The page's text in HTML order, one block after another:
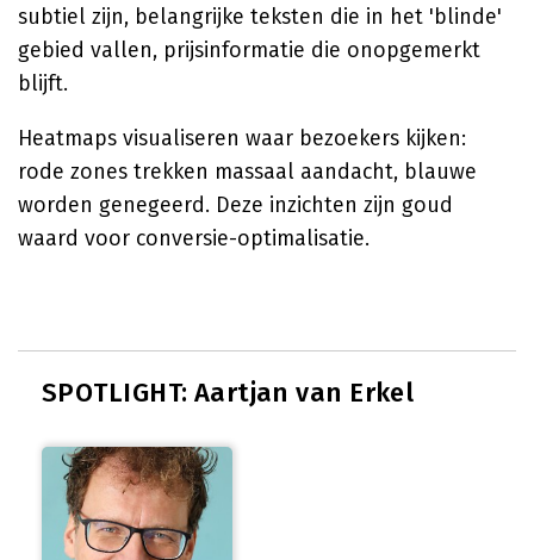
subtiel zijn, belangrijke teksten die in het 'blinde'
gebied vallen, prijsinformatie die onopgemerkt
blijft.
Heatmaps visualiseren waar bezoekers kijken:
rode zones trekken massaal aandacht, blauwe
worden genegeerd. Deze inzichten zijn goud
waard voor conversie-optimalisatie.
SPOTLIGHT: Aartjan van Erkel